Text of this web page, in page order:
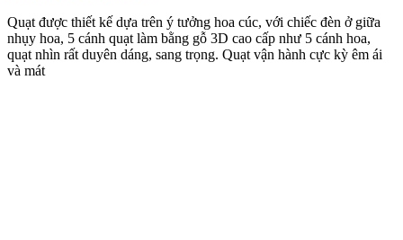
Quạt được thiết kế dựa trên ý tưởng hoa cúc, với chiếc đèn ở giữa
nhụy hoa, 5 cánh quạt làm bằng gỗ 3D cao cấp như 5 cánh hoa,
quạt nhìn rất duyên dáng, sang trọng. Quạt vận hành cực kỳ êm ái
và mát